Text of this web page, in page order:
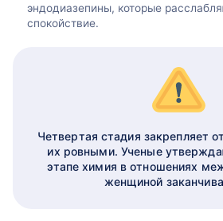
эндодиазепины, которые
спокойствие.
Четвертая стадия закрепляет
их ровными. Ученые
этапе химия в отношениях
женщиной